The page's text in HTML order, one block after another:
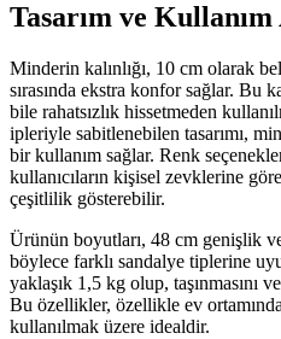
Tasarım ve
Minderin kalınlığı, 10 cm olarak
sırasında ekstra konfor sağlar. Bu
bile rahatsızlık hissetmeden
ipleriyle sabitlenebilen tasarımı,
bir kullanım sağlar. Renk
kullanıcıların kişisel zevklerine
çeşitlilik gösterebilir.
Ürünün boyutları, 48 cm genişlik
böylece farklı sandalye tiplerine
yaklaşık 1,5 kg olup, taşınmasını
Bu özellikler, özellikle ev
kullanılmak üzere idealdir.